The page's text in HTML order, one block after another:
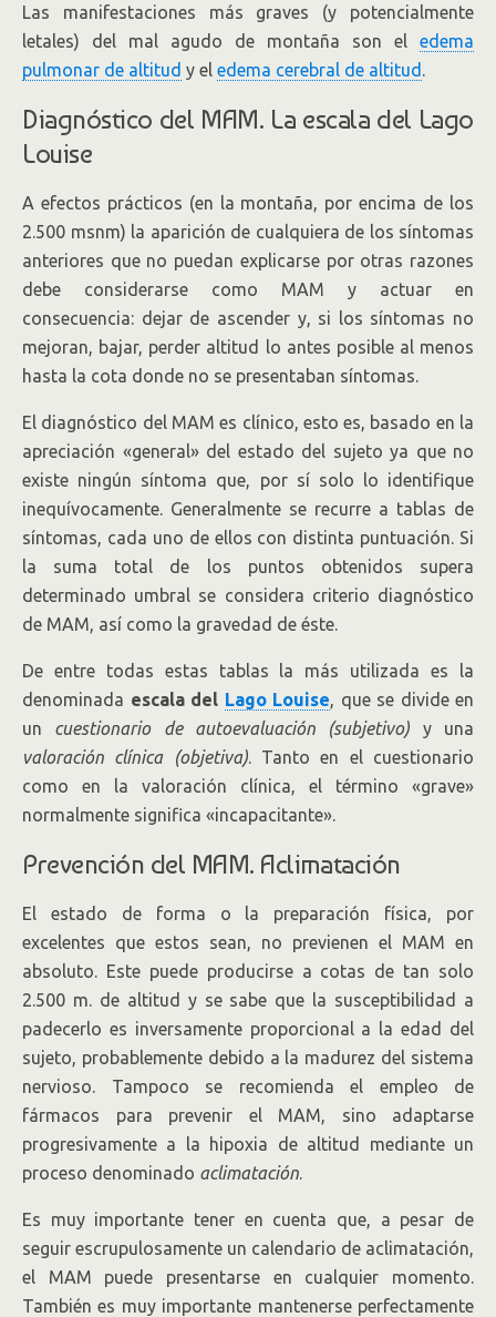
Las manifestaciones más graves (y potencialmente
letales) del mal agudo de montaña son el edema
pulmonar de altitud y el edema cerebral de altitud .
Diagnóstico del MAM. La escala del Lago
Louise
A efectos prácticos (en la montaña, por encima de los
2.500 msnm) la aparición de cualquiera de los síntomas
anteriores que no puedan explicarse por otras razones
debe considerarse como MAM y actuar en
consecuencia: dejar de ascender y, si los síntomas no
mejoran, bajar, perder altitud lo antes posible al menos
hasta la cota donde no se presentaban síntomas.
El diagnóstico del MAM es clínico, esto es, basado en la
apreciación «general» del estado del sujeto ya que no
existe ningún síntoma que, por sí solo lo identifique
inequívocamente. Generalmente se recurre a tablas de
síntomas, cada uno de ellos con distinta puntuación. Si
la suma total de los puntos obtenidos supera
determinado umbral se considera criterio diagnóstico
de MAM, así como la gravedad de éste.
De entre todas estas tablas la más utilizada es la
denominada escala del Lago Louise, que se divide en
un cuestionario de autoevaluación (subjetivo) y una
valoración clínica (objetiva). Tanto en el cuestionario
como en la valoración clínica, el término «grave»
normalmente significa «incapacitante».
Prevención del MAM. Aclimatación
El estado de forma o la preparación física, por
excelentes que estos sean, no previenen el MAM en
absoluto. Este puede producirse a cotas de tan solo
2.500 m. de altitud y se sabe que la susceptibilidad a
padecerlo es inversamente proporcional a la edad del
sujeto, probablemente debido a la madurez del sistema
nervioso. Tampoco se recomienda el empleo de
fármacos para prevenir el MAM, sino adaptarse
progresivamente a la hipoxia de altitud mediante un
proceso denominado aclimatación.
Es muy importante tener en cuenta que, a pesar de
seguir escrupulosamente un calendario de aclimatación,
el MAM puede presentarse en cualquier momento.
También es muy importante mantenerse perfectamente